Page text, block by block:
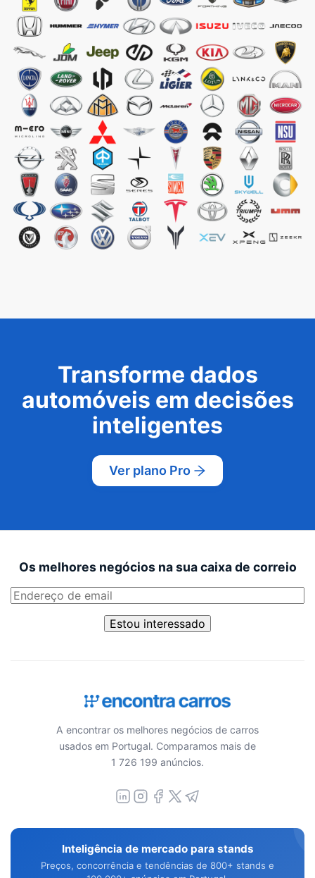
Transforme dados
automóveis em decisões
inteligentes
Ver plano Pro
Os melhores negócios na sua caixa de correio
Estou interessado
A encontrar os melhores negócios de carros
usados em Portugal. Comparamos mais de
1 726 199 anúncios.
Inteligência de mercado para stands
Preços, concorrência e tendências de 800+ stands e